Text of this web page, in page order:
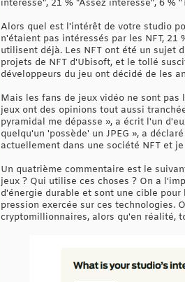
intéressé", 21 % "Assez intéressé", 6
Alors quel est l'intérêt de votre studio
n'étaient pas intéressés par les NFT,
utilisent déjà. Les NFT ont été un sujet
projets de NFT d'Ubisoft, et le tollé
développeurs du jeu ont décidé de les
Mais les fans de jeux vidéo ne sont
jeux ont des opinions tout aussi
pyramidal me dépasse », a écrit l'un
quelqu'un 'possède' un JPEG », a
actuellement dans une société NFT et
Un quatrième commentaire est le
jeux ? Qui utilise ces choses ? On a
d'énergie durable et sont une cible
pression exercée sur ces technologies.
cryptomillionnaires, alors qu'en réalité,